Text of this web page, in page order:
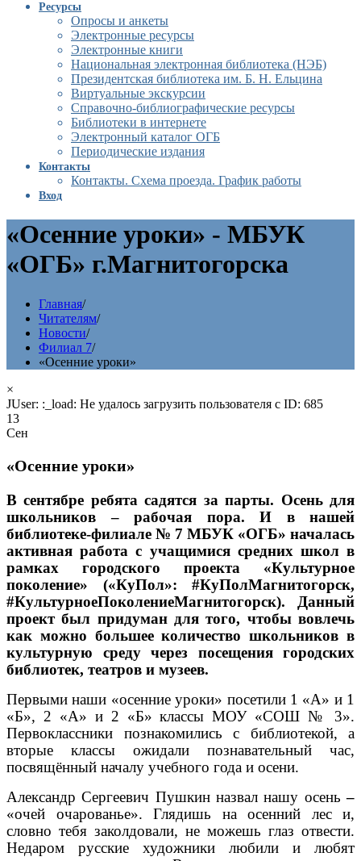
Ресурсы
Опросы и анкеты
Электронные ресурсы
Электронные книги
Национальная электронная библиотека (НЭБ)
Президентская библиотека им. Б. Н. Ельцина
Виртуальные экскурсии
Справочно-библиографические ресурсы
Библиотеки в интернете
Электронный каталог ОГБ
Периодические издания
Контакты
Контакты. Схема проезда. График работы
Вход
«Осенние уроки» - МБУК
«ОГБ» г.Магнитогорска
Главная/
Читателям/
Новости/
Филиал 7/
«Осенние уроки»
×
JUser: :_load: Не удалось загрузить пользователя с ID: 685
13
Сен
«Осенние уроки»
В сентябре ребята садятся за парты. Осень для
школьников – рабочая пора. И в нашей
библиотеке-филиале № 7 МБУК «ОГБ» началась
активная работа с учащимися средних школ в
рамках городского проекта «Культурное
поколение» («КуПол»: #КуПолМагнитогорск,
#КультурноеПоколениеМагнитогорск). Данный
проект был придуман для того, чтобы вовлечь
как можно большее количество школьников в
культурную среду через посещения городских
библиотек, театров и музеев.
Первыми наши «осенние уроки» посетили 1 «А» и 1
«Б», 2 «А» и 2 «Б» классы МОУ «СОШ № 3».
Первоклассники познакомились с библиотекой, а
вторые классы ожидали познавательный час,
посвящённый началу учебного года и осени.
Александр Сергеевич Пушкин назвал нашу осень–
«очей очарованье». Глядишь на осенний лес и,
словно тебя заколдовали, не можешь глаз отвести.
Недаром русские художники любили и любят